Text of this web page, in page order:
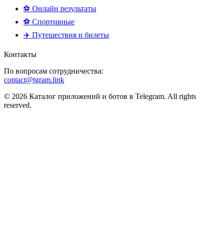
⚽ Онлайн результаты
⚽ Спортивные
✈️ Путешествия и билеты
Контакты
По вопросам сотрудничества:
contact@tgram.link
© 2026 Каталог приложений и ботов в Telegram. All rights
reserved.